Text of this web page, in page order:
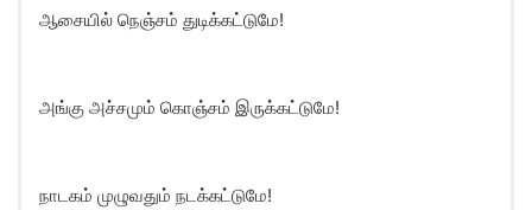
ஆசையில் நெஞ்சம் துடிக்கட்டுமே!
அங்கு அச்சமும் கொஞ்சம் இருக்கட்டுமே!
நாடகம் முழுவதும் நடக்கட்டுமே!